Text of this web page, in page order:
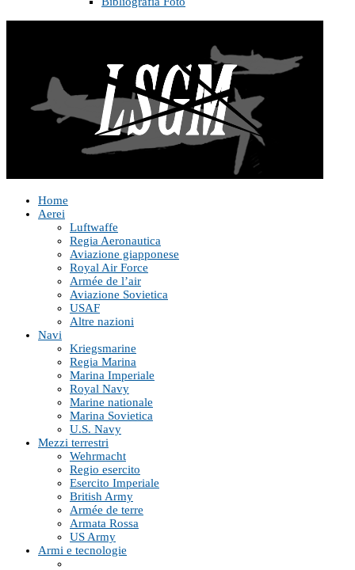
Home
Aerei
Luftwaffe
Regia Aeronautica
Aviazione giapponese
Royal Air Force
Armée de l’air
Aviazione Sovietica
USAF
Altre nazioni
Navi
Kriegsmarine
Regia Marina
Marina Imperiale
Royal Navy
Marine nationale
Marina Sovietica
U.S. Navy
Mezzi terrestri
Wehrmacht
Regio esercito
Esercito Imperiale
British Army
Armée de terre
Armata Rossa
US Army
Armi e tecnologie